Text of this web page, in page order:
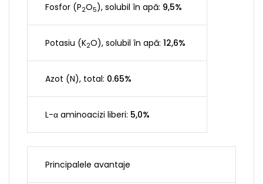
Fosfor (P2O5), solubil în apă: 9,5%
Potasiu (K2O), solubil în apă: 12,6%
Azot (N), total: 0.65%
L-α aminoacizi liberi: 5,0%
Principalele avantaje